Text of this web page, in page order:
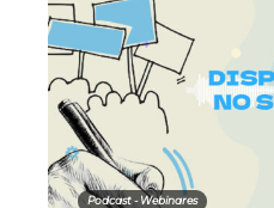
Podcast - Webinares